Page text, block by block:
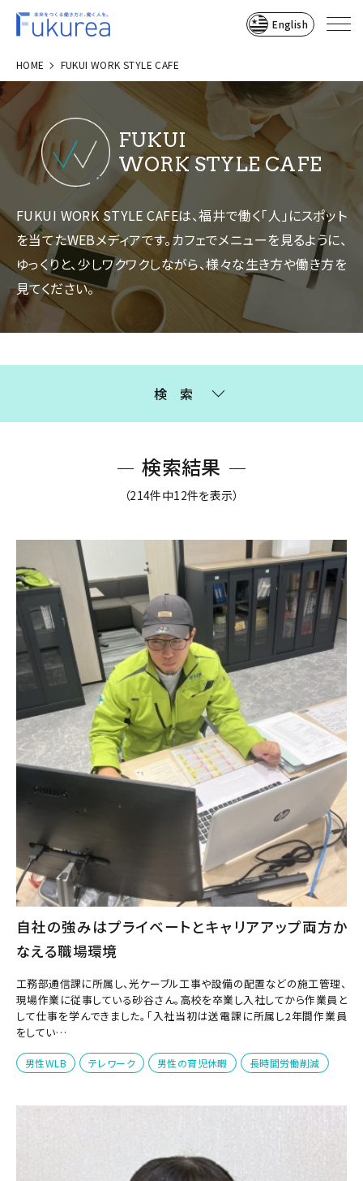
English
HOME FUKUI WORK STYLE CAFE
FUKUI
WORK STYLE CAFE
FUKUI WORK STYLE CAFEは、福井で働く「人」にスポット
を当てたWEBメディアです。カフェでメニューを見るように、
ゆっくりと、少しワクワクしながら、様々な生き方や働き方を
見てください。
検索
検索結果
（214件中12件を表示）
自社の強みはプライベートとキャリアアップ両方か
なえる職場環境
工務部通信課に所属し、光ケーブル工事や設備の配置などの施工管理、
現場作業に従事している砂谷さん。高校を卒業し入社してから作業員と
して仕事を学んできました。「入社当初は送電課に所属し2年間作業員
をしてい…
男性WLB テレワーク 男性の育児休暇 長時間労働削減